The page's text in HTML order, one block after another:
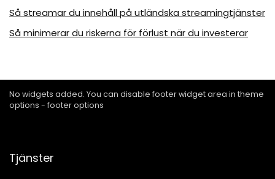
Så streamar du innehåll på utländska streamingtjänster
Så minimerar du riskerna för förlust när du investerar
No widgets added. You can disable footer widget area in theme
options - footer options
Tjänster